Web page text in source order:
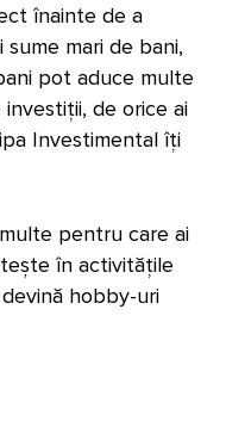
înainte de a
mari de bani,
pot aduce multe
de orice ai
Investimental îți
pentru care ai
în activitățile
hobby-uri